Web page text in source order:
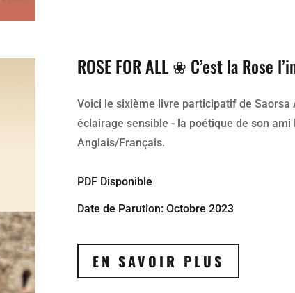
ROSE FOR ALL ❀ C’est la Rose
Voici le sixième livre participatif de Saorsa
éclairage sensible - la poétique de son ami
Anglais/Français.
PDF Disponible
Date de Parution: Octobre 2023
EN SAVOIR PLUS